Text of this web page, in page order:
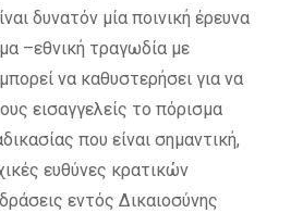
δυνατόν μία ποινική έρευνα
–εθνική τραγωδία με
να καθυστερήσει για να
εισαγγελείς το πόρισμα
που είναι σημαντική,
ευθύνες κρατικών
εντός Δικαιοσύνης